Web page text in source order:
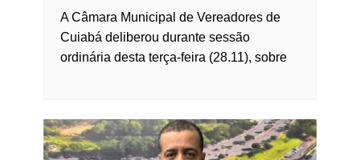
A Câmara Municipal de Vereadores de
Cuiabá deliberou durante sessão
ordinária desta terça-feira (28.11), sobre